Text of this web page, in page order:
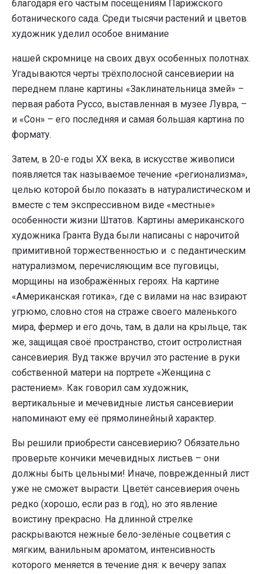
благодаря его частым посещениям Парижского
ботанического сада. Среди тысячи растений и цветов
художник уделил особое внимание
нашей скромнице на своих двух особенных полотнах.
Угадываются черты трёхполосной сансевиерии на
переднем плане картины «Заклинательница змей» –
первая работа Руссо, выставленная в музее Лувра, –
и «Сон» – его последняя и самая большая картина по
формату.
Затем, в 20-е годы XX века, в искусстве живописи
появляется так называемое течение «регионализма»,
целью которой было показать в натуралистическом и
вместе с тем экспрессивном виде «местные»
особенности жизни Штатов. Картины американского
художника Гранта Вуда были написаны с нарочитой
примитивной торжественностью и с педантическим
натурализмом, перечисляющим все пуговицы,
морщины на изображённых героях. На картине
«Американская готика», где с вилами на нас взирают
угрюмо, словно стоя на страже своего маленького
мира, фермер и его дочь, там, в дали на крыльце, так
же, защищая своё пространство, стоит остролистная
сансевиерия. Вуд также вручил это растение в руки
собственной матери на портрете «Женщина с
растением». Как говорил сам художник,
вертикальные и мечевидные листья сансевиерии
напоминают ему её прямолинейный характер.
Вы решили приобрести сансевиерию? Обязательно
проверьте кончики мечевидных листьев – они
должны быть цельными! Иначе, поврежденный лист
уже не сможет вырасти. Цветёт сансевиерия очень
редко (хорошо, если раз в год), но это явление
воистину прекрасно. На длинной стрелке
раскрываются нежные бело-зелёные соцветия с
мягким, ванильным ароматом, интенсивность
которого меняется в течение дня: к вечеру запах